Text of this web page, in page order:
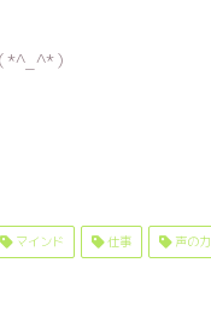
（*^_^*）
マインド 仕事 声の力